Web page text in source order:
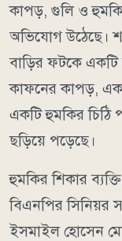
কাপড়, গুলি ও
অভিযোগ উঠেছে।
বাড়ির ফটকে একটি
কাফনের কাপড়,
একটি হুমকির চিঠি
ছড়িয়ে পড়েছে।
হুমকির শিকার
বিএনপির সিনিয়র
ইসমাইল হোসেন